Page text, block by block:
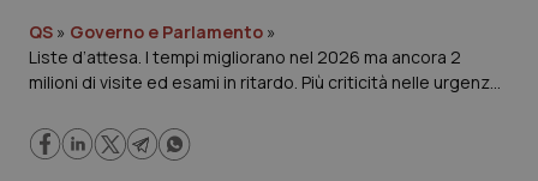
Governo e Parlamento
Regioni e Asl
Lavoro e Professioni
QS » Governo e Parlamento »
Liste d’attesa. I tempi migliorano nel 2026 ma ancora 2
milioni di visite ed esami in ritardo. Più criticità nelle urgenze